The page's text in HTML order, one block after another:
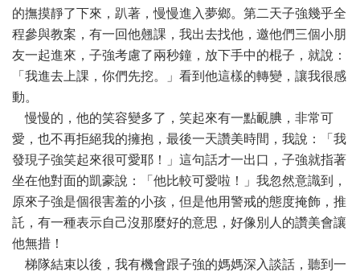
的撫摸靜了下來，趴著，慢慢進入夢鄉。第二天子強幾乎全
程參與教案，有一回他翹課，我出去找他，邀他們三個小朋
友一起進來，子強考慮了兩秒鐘，放下手中的棍子，就說：
「我進去上課，你們先挖。」看到他這樣的轉變，讓我很感
動。
慢慢的，他的笑容變多了，笑起來有一點靦腆，非常可
愛，也不再拒絕我的擁抱，最後一天讚美時間，我說：「我
發現子強笑起來很可愛耶！」這句話才一出口，子強就指著
坐在他對面的凱豪說：「他比較可愛啦！」我忽然意識到，
原來子強是個很害羞的小孩，但是他用警戒的態度掩飾，推
託，有一種表示自己沒那麼好的意思，好像別人的讚美會讓
他無措！
梯隊結束以後，我有機會跟子強的媽媽深入談話，聽到一